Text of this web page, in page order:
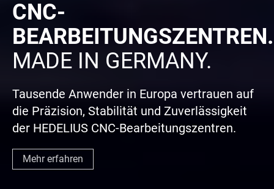
CNC-
BEARBEITUNGSZENTREN.
MADE IN GERMANY.
Tausende Anwender in Europa vertrauen auf
die Präzision, Stabilität und Zuverlässigkeit
der HEDELIUS CNC-Bearbeitungszentren.
Mehr erfahren